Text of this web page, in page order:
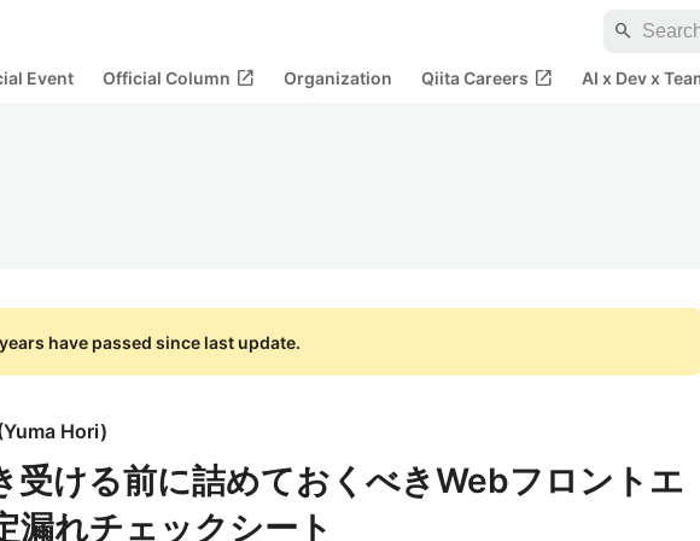
search
Event Official Column open_in_new Organization Qiita Careers open_in_new AI x Dev x
have passed since last update.
Yuma Hori)
受ける前に詰めておくべきWebフロントエ
漏れチェックシート